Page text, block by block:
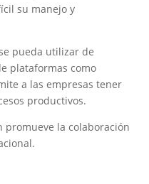
su manejo y
pueda utilizar de
plataformas como
a las empresas tener
productivos.
promueve la colaboración